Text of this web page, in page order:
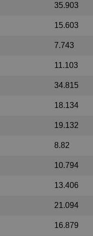
35.903
15.603
7.743
11.103
34.815
18.134
19.132
8.82
10.794
13.406
21.094
16.879